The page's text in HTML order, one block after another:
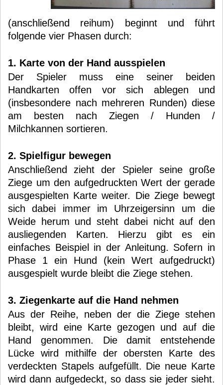
(anschließend reihum) beginnt und führt
folgende vier Phasen durch:
1. Karte von der Hand ausspielen
Der Spieler muss eine seiner beiden
Handkarten offen vor sich ablegen und
(insbesondere nach mehreren Runden) diese
am besten nach Ziegen / Hunden /
Milchkannen sortieren.
2. Spielfigur bewegen
Anschließend zieht der Spieler seine große
Ziege um den aufgedruckten Wert der gerade
ausgespielten Karte weiter. Die Ziege bewegt
sich dabei immer im Uhrzeigersinn um die
Weide herum und steht dabei nicht auf den
ausliegenden Karten. Hierzu gibt es ein
einfaches Beispiel in der Anleitung. Sofern in
Phase 1 ein Hund (kein Wert aufgedruckt)
ausgespielt wurde bleibt die Ziege stehen.
3. Ziegenkarte auf die Hand nehmen
Aus der Reihe, neben der die Ziege stehen
bleibt, wird eine Karte gezogen und auf die
Hand genommen. Die damit entstehende
Lücke wird mithilfe der obersten Karte des
verdeckten Stapels aufgefüllt. Die neue Karte
wird dann aufgedeckt, so dass sie jeder sieht.